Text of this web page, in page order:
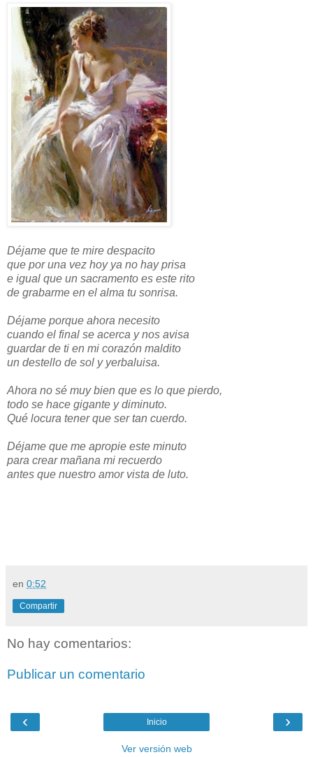
Déjame que te mire despacito
que por una vez hoy ya no hay prisa
e igual que un sacramento es este rito
de grabarme en el alma tu sonrisa.
Déjame porque ahora necesito
cuando el final se acerca y nos avisa
guardar de ti en mi corazón maldito
un destello de sol y yerbaluisa.
Ahora no sé muy bien que es lo que pierdo,
todo se hace gigante y diminuto.
Qué locura tener que ser tan cuerdo.
Déjame que me apropie este minuto
para crear mañana mi recuerdo
antes que nuestro amor vista de luto.
en 0:52
Compartir
No hay comentarios:
Publicar un comentario
‹ ›
Inicio
Ver versión web